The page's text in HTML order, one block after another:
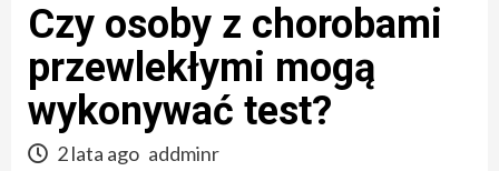
Czy osoby z chorobami
przewlekłymi mogą
wykonywać test?
2 lata ago addminr